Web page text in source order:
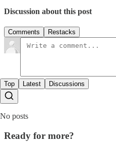
Discussion about this post
Comments Restacks
Top Latest Discussions
No posts
Ready for more?